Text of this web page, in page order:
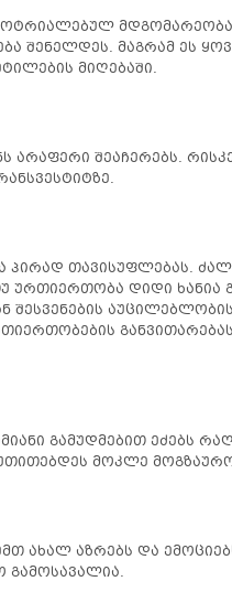
შენელდეს. მაგრამ ეს
მიღებაში.
არაფერი შეაჩერებს.
თავისუფლებას.
დიდი ხანია
გამუდმებით ეძებს
მოკლე
ახალ აზრებს და
გამოსავალია.